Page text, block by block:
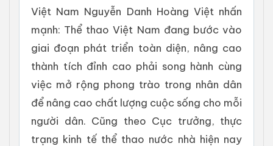
Việt Nam Nguyễn Danh Hoàng Việt nhấn
mạnh: Thể thao Việt Nam đang bước vào
giai đoạn phát triển toàn diện, nâng cao
thành tích đỉnh cao phải song hành cùng
việc mở rộng phong trào trong nhân dân
để nâng cao chất lượng cuộc sống cho mỗi
người dân. Cũng theo Cục trưởng, thực
trạng kinh tế thể thao nước nhà hiện nay